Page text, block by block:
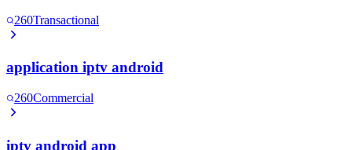
260Transactional
application iptv android
260Commercial
iptv android app